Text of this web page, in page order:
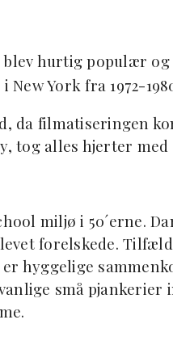
blev hurtig populær
York fra 1972-
filmatiseringen
tog alles hjerter
miljø i 50´erne.
forelskede.
hyggelige
små pjankerier